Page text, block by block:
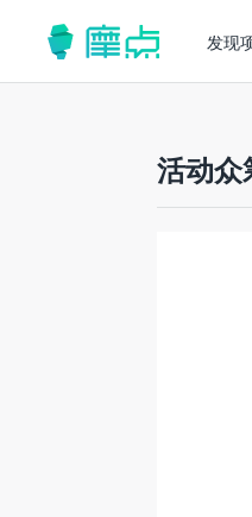
发现
活动众